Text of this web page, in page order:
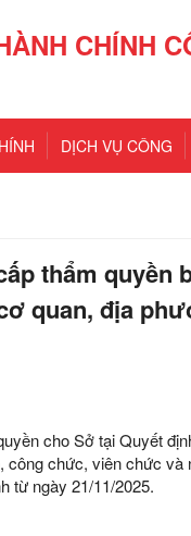
CHÍNH
DỊCH VỤ CÔNG
thẩm quyền
quan, địa
cho Sở tại Quyết
chức, viên chức
từ ngày 21/11/2025.